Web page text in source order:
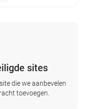
sites
die we aanbevelen
toevoegen.